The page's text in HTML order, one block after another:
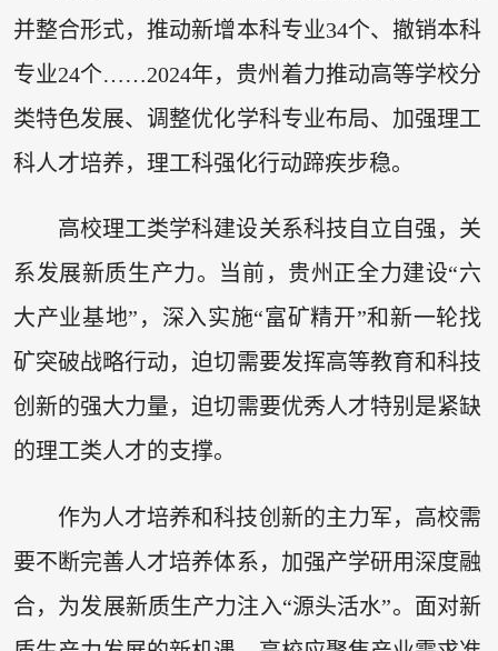
并整合形式，推动新增本科专业34个、撤销本科
专业24个……2024年，贵州着力推动高等学校分
类特色发展、调整优化学科专业布局、加强理工
科人才培养，理工科强化行动蹄疾步稳。
高校理工类学科建设关系科技自立自强，关
系发展新质生产力。当前，贵州正全力建设“六
大产业基地”，深入实施“富矿精开”和新一轮找
矿突破战略行动，迫切需要发挥高等教育和科技
创新的强大力量，迫切需要优秀人才特别是紧缺
的理工类人才的支撑。
作为人才培养和科技创新的主力军，高校需
要不断完善人才培养体系，加强产学研用深度融
合，为发展新质生产力注入“源头活水”。面对新